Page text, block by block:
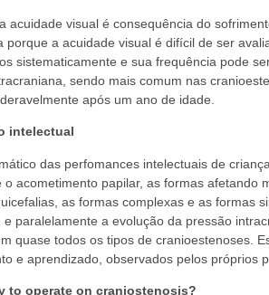
acuidade visual é consequência do
porque a acuidade visual é difícil de ser
sistematicamente e sua frequência pode
sendo mais comum nas
após um ano de idade.
intelectual
das perfomances intelectuais de
o acometimento papilar, as formas afetando
as formas complexas e as formas
e paralelamente a evolução da pressão
quase todos os tipos de cranioestenoses.
e aprendizado, observados pelos próprios
to operate on craniostenosis?